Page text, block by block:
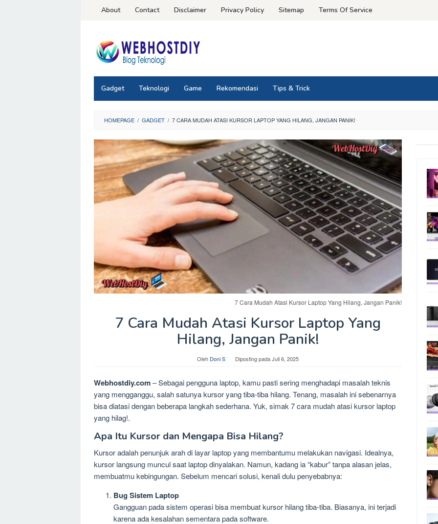
About Contact Disclaimer Privacy Policy Sitemap Terms Of Service
Gadget Teknologi Game Rekomendasi Tips & Trick
HOMEPAGE / GADGET / 7 CARA MUDAH ATASI KURSOR LAPTOP YANG HILANG, JANGAN PANIK!
7 Cara Mudah Atasi Kursor Laptop Yang Hilang, Jangan Panik!
7 Cara Mudah Atasi Kursor Laptop Yang
Hilang, Jangan Panik!
Oleh Doni S Diposting padaJuli 6, 2025
Webhostdiy.com– Sebagai pengguna laptop, kamu pasti sering menghadapi masalah teknis
yang mengganggu, salah satunya kursor yang tiba-tiba hilang. Tenang, masalah ini sebenarnya
bisa diatasi dengan beberapa langkah sederhana. Yuk, simak 7 cara mudah atasi kursor laptop
yang hilag!.
Apa Itu Kursor dan Mengapa Bisa Hilang?
Kursor adalah penunjuk arah di layar laptop yang membantumu melakukan navigasi. Idealnya,
kursor langsung muncul saat laptop dinyalakan. Namun, kadang ia “kabur” tanpa alasan jelas,
membuatmu kebingungan. Sebelum mencari solusi, kenali dulu penyebabnya:
Bug Sistem Laptop
Gangguan pada sistem operasi bisa membuat kursor hilang tiba-tiba. Biasanya, ini terjadi
karena ada kesalahan sementara pada software.